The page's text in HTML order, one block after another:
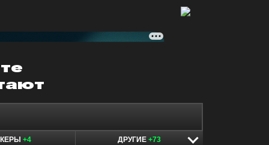
+4 ДРУГИЕ +73